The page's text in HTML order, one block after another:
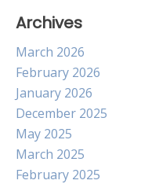
Archives
March 2026
February 2026
January 2026
December 2025
May 2025
March 2025
February 2025